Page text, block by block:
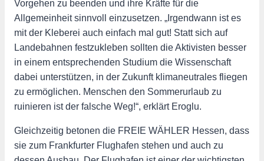
Vorgehen zu beenden und ihre Kräfte für die
Allgemeinheit sinnvoll einzusetzen. „Irgendwann ist es
mit der Kleberei auch einfach mal gut! Statt sich auf
Landebahnen festzukleben sollten die Aktivisten besser
in einem entsprechenden Studium die Wissenschaft
dabei unterstützen, in der Zukunft klimaneutrales fliegen
zu ermöglichen. Menschen den Sommerurlaub zu
ruinieren ist der falsche Weg!“, erklärt Eroglu.
Gleichzeitig betonen die FREIE WÄHLER Hessen, dass
sie zum Frankfurter Flughafen stehen und auch zu